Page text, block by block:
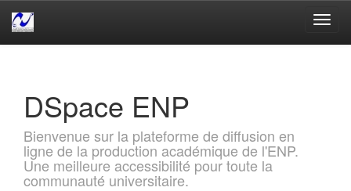
DSpace ENP
Bienvenue sur la plateforme de diffusion en
ligne de la production académique de l'ENP.
Une meilleure accessibilité pour toute la
communauté universitaire.